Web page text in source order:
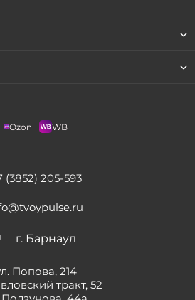
Ozon WB
(3852) 205-593
г. Барнаул
Попова, 214
тракт, 52